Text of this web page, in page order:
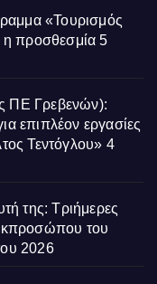
«Τουρισμός
η προσθεσμία 5
ΠΕ Γρεβενών):
επιπλέον εργασίες
Τεντόγλου» 4
της: Τριήμερες
του
2026